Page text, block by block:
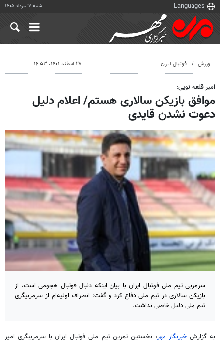
شنبه ۱۷ مرداد ۱۴۰۵
ورزش فوتبال ایران ۲۸ اسفند ۱۴۰۱، ۱۶:۵۳
امیر قلعه نویی:
موافق بازیکن سالاری هستم/ اعلام دلیل
دعوت نشدن قایدی
سرمربی تیم ملی فوتبال ایران با بیان اینکه دنبال فوتبال هجومی است، از
بازیکن سالاری در تیم ملی دفاع کرد و گفت: انصراف اولیه‌ام از سرمربیگری
تیم ملی دلیل خاصی نداشت.
به گزارش خبرنگار مهر، نخستین تمرین تیم ملی فوتبال ایران با سرمربیگری امیر